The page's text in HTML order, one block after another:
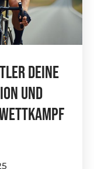
Deine
Und